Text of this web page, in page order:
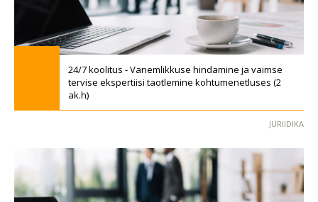
24/7 koolitus - Vanemlikkuse hindamine ja vaimse
tervise ekspertiisi taotlemine kohtumenetluses (2
ak.h)
JURIIDIKA